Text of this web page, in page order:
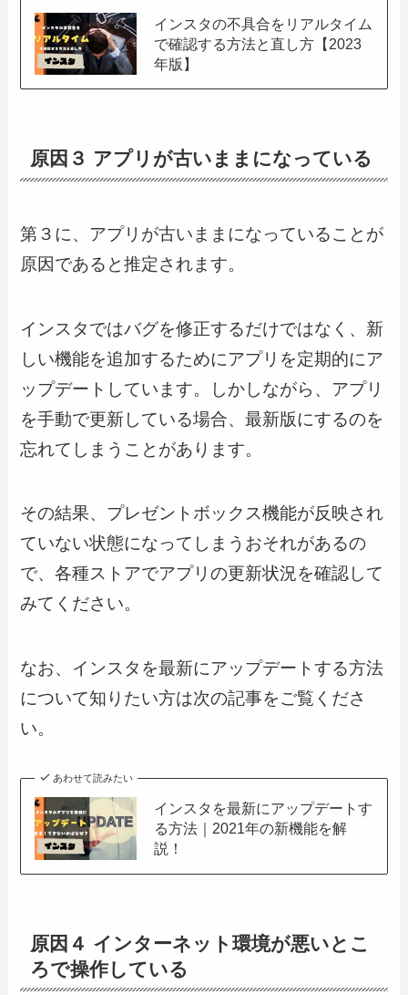
インスタの不具合をリアルタイム
で確認する方法と直し方【2023
年版】
原因３ アプリが古いままになっている
第３に、アプリが古いままになっていることが
原因であると推定されます。
インスタではバグを修正するだけではなく、新
しい機能を追加するためにアプリを定期的にア
ップデートしています。しかしながら、アプリ
を手動で更新している場合、最新版にするのを
忘れてしまうことがあります。
その結果、プレゼントボックス機能が反映され
ていない状態になってしまうおそれがあるの
で、各種ストアでアプリの更新状況を確認して
みてください。
なお、インスタを最新にアップデートする方法
について知りたい方は次の記事をご覧くださ
い。
あわせて読みたい
インスタを最新にアップデートす
る方法｜2021年の新機能を解
説！
原因４ インターネット環境が悪いとこ
ろで操作している